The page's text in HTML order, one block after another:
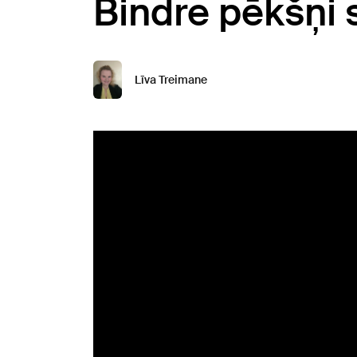
Bindre pēkšņi
Līva Treimane